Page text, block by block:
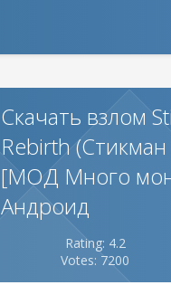
Скачать взлом
Rebirth
[МОД Много
Андроид
Rating: 4.2
Votes: 7200